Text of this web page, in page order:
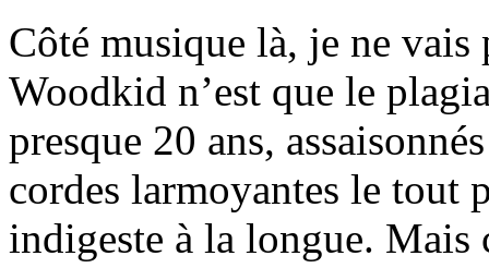
Côté musique là, je ne
Woodkid n’est que le
presque 20 ans,
cordes larmoyantes le tout
indigeste à la longue. Mais